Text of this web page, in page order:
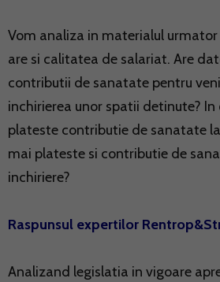
Vom analiza in materialul urmator
are si calitatea de salariat. Are
contributii de sanatate pentru
inchirierea unor spatii detinute? In
plateste contributie de sanatate
mai plateste si contributie de
inchiriere?
Raspunsul expertilor
Analizand legislatia in vigoare